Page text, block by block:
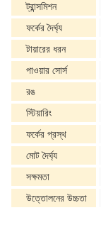
ট্রান্সমিশন
ফর্কের দৈর্ঘ্য
টায়ারের ধরন
পাওয়ার সোর্স
রঙ
স্টিয়ারিং
ফর্কের প্রস্থ
মোট দৈর্ঘ্য
সক্ষমতা
উত্তোলনের উচ্চতা